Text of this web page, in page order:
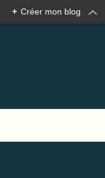
+ Créer mon blog